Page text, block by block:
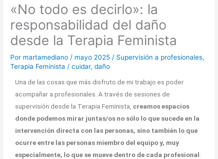
«No todo es decirlo»: la
responsabilidad del daño
desde la Terapia Feminista
Por martamediano / mayo 2025 / Supervisión a profesionales,
Terapia Feminista /cuidar,daño
Una de las cosas que más disfruto de mi trabajo es poder
acompañar a profesionales. A través de sesiones de
supervisión desde la Terapia Feminista, creamos espacios
donde podemos mirar juntas/os no sólo lo que sucede en la
intervención directa con las personas, sino también lo que
ocurre entre las personas miembro del equipo y, muy
especialmente, lo que se mueve dentro de cada profesional: